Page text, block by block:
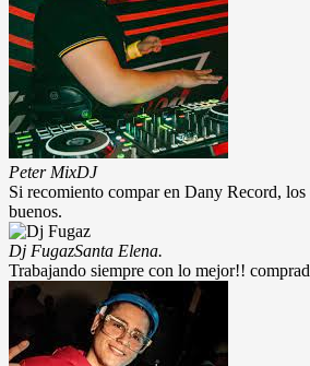
Peter MixDJ
Si recomiento compar en Dany Record,
buenos.
Dj FugazSanta Elena.
Trabajando siempre con lo mejor!!